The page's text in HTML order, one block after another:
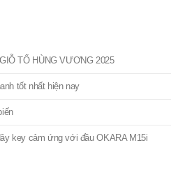
TỔ HÙNG VƯƠNG 2025
tốt nhất hiện nay
key cảm ứng với đầu OKARA M15i